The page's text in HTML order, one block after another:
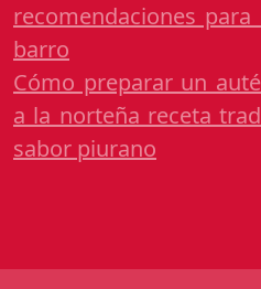
recomendaciones
barro
Cómo preparar un
a la norteña receta
sabor piurano